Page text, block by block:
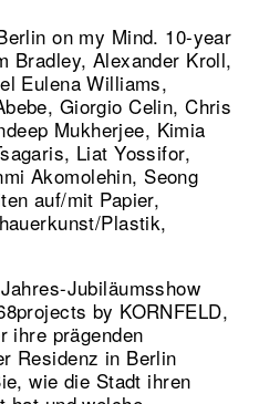
on my Mind. 10-year
Bradley, Alexander Kroll,
Eulena Williams,
Giorgio Celin, Chris
Mukherjee, Kimia
Liat Yossifor,
Akomolehin, Seong
auf/mit Papier,
Plastik,
Jubiläumsshow
by KORNFELD,
ihre prägenden
Residenz in Berlin
wie die Stadt ihren